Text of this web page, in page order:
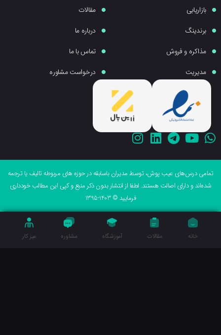
بازاریابی
برندینگ
مذاکره و فروش
مدیریت
مقالات
درباره ما
تماس با ما
درخواست مشاوره
درس‌های عیب پوش، توسط مدیران باسابقه در حوزه های مربوطه تالیف یا ترجمه
و دارای اصالت هستند. لطفا از انتشار بدون ذکر منبع و کپی این مطالب خودداری
فرمایید © 1403-1395
مقالات آموزشگاه مشاوره